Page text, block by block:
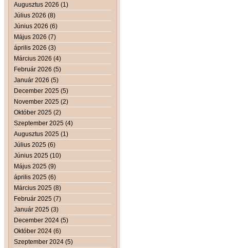
Augusztus 2026 (1)
Július 2026 (8)
Június 2026 (6)
Május 2026 (7)
április 2026 (3)
Március 2026 (4)
Február 2026 (5)
Január 2026 (5)
December 2025 (5)
November 2025 (2)
Október 2025 (2)
Szeptember 2025 (4)
Augusztus 2025 (1)
Július 2025 (6)
Június 2025 (10)
Május 2025 (9)
április 2025 (6)
Március 2025 (8)
Február 2025 (7)
Január 2025 (3)
December 2024 (5)
Október 2024 (6)
Szeptember 2024 (5)